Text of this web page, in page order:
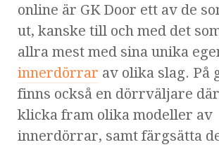
online är GK Door ett av de
ut, kanske till och med det
allra mest med sina unika
innerdörrar av olika slag. På
finns också en dörrväljare
klicka fram olika modeller av
innerdörrar, samt färgsätta